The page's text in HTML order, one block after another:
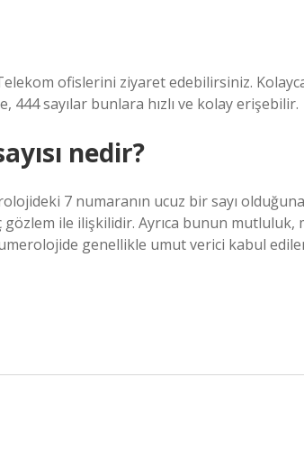
ofislerini ziyaret edebilirsiniz.
444 sayılar bunlara hızlı ve kolay erişebilir.
nedir?
7 numaranın ucuz bir sayı
ile ilişkilidir. Ayrıca bunun
genellikle umut verici kabul